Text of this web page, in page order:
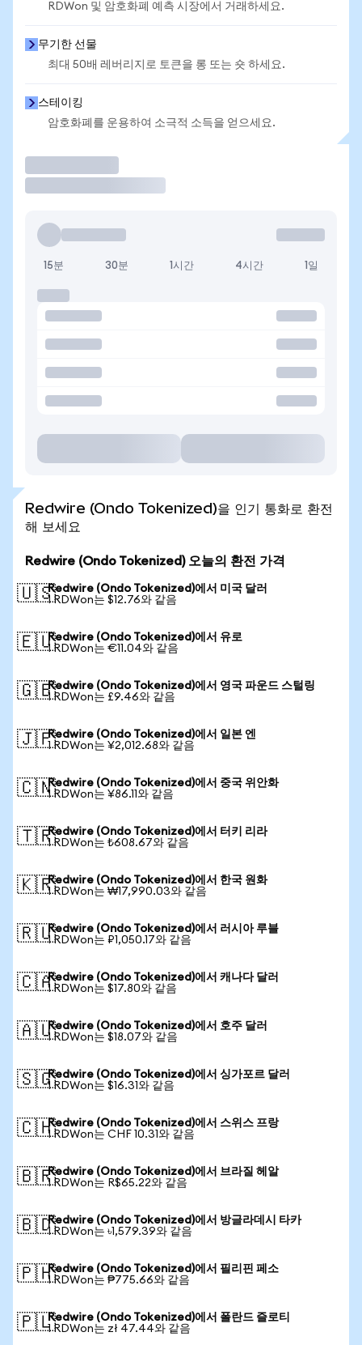
RDWon 및 암호화폐 예측 시장에서 거래하세요.
무기한 선물
최대 50배 레버리지로 토큰을 롱 또는 숏 하세요.
스테이킹
암호화폐를 운용하여 소극적 소득을 얻으세요.
15분 30분 1시간 4시간 1일
Redwire (Ondo Tokenized)을 인기 통화로 환전
해 보세요
Redwire (Ondo Tokenized) 오늘의 환전 가격
🇺🇸Redwire (Ondo Tokenized)에서 미국 달러
1 RDWon는 $12.76와 같음
🇪🇺Redwire (Ondo Tokenized)에서 유로
1 RDWon는 €11.04와 같음
🇬🇧Redwire (Ondo Tokenized)에서 영국 파운드 스털링
1 RDWon는 £9.46와 같음
🇯🇵Redwire (Ondo Tokenized)에서 일본 엔
1 RDWon는 ¥2,012.68와 같음
🇨🇳Redwire (Ondo Tokenized)에서 중국 위안화
1 RDWon는 ¥86.11와 같음
🇹🇷Redwire (Ondo Tokenized)에서 터키 리라
1 RDWon는 ₺608.67와 같음
🇰🇷Redwire (Ondo Tokenized)에서 한국 원화
1 RDWon는 ₩17,990.03와 같음
🇷🇺Redwire (Ondo Tokenized)에서 러시아 루블
1 RDWon는 ₽1,050.17와 같음
🇨🇦Redwire (Ondo Tokenized)에서 캐나다 달러
1 RDWon는 $17.80와 같음
🇦🇺Redwire (Ondo Tokenized)에서 호주 달러
1 RDWon는 $18.07와 같음
🇸🇬Redwire (Ondo Tokenized)에서 싱가포르 달러
1 RDWon는 $16.31와 같음
🇨🇭Redwire (Ondo Tokenized)에서 스위스 프랑
1 RDWon는 CHF 10.31와 같음
🇧🇷Redwire (Ondo Tokenized)에서 브라질 헤알
1 RDWon는 R$65.22와 같음
🇧🇩Redwire (Ondo Tokenized)에서 방글라데시 타카
1 RDWon는 ৳1,579.39와 같음
🇵🇭Redwire (Ondo Tokenized)에서 필리핀 페소
1 RDWon는 ₱775.66와 같음
🇵🇱Redwire (Ondo Tokenized)에서 폴란드 즐로티
1 RDWon는 zł 47.44와 같음